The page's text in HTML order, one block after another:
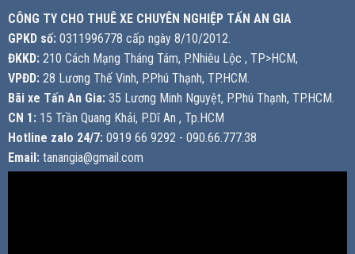
CÔNG TY CHO THUÊ XE CHUYÊN NGHIỆP TẤN AN GIA
GPKD số: 0311996778 cấp ngày 8/10/2012.
ĐKKD: 210 Cách Mạng Tháng Tám, P.Nhiêu Lộc , TP>HCM,
VPĐD: 28 Lương Thế Vinh, P.Phú Thạnh, TP.HCM.
Bãi xe Tấn An Gia: 35 Lương Minh Nguyệt, P.Phú Thạnh, TP.HCM.
CN 1: 15 Trần Quang Khải, P.Dĩ An , Tp.HCM
Hotline zalo 24/7: 0919 66 9292 - 090.66.777.38
Email: tanangia@gmail.com